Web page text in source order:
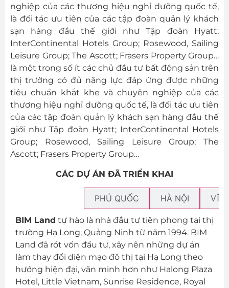
nghiệp của các thương hiệu nghỉ dưỡng quốc tế,
là đối tác ưu tiên của các tập đoàn quản lý khách
sạn hàng đầu thế giới như Tập đoàn Hyatt;
InterContinental Hotels Group; Rosewood, Sailing
Leisure Group; The Ascott; Frasers Property Group…
là một trong số ít các chủ đầu tư bất động sản trên
thị trường có đủ năng lực đáp ứng được những
tiêu chuẩn khắt khe và chuyên nghiệp của các
thương hiệu nghỉ dưỡng quốc tế, là đối tác ưu tiên
của các tập đoàn quản lý khách sạn hàng đầu thế
giới như Tập đoàn Hyatt; InterContinental Hotels
Group; Rosewood, Sailing Leisure Group; The
Ascott; Frasers Property Group…
CÁC DỰ ÁN ĐÃ TRIỂN KHAI
PHÚ QUỐC HÀ NỘI
BIM Land tự hào là nhà đầu tư tiên phong tại thị
trường Hạ Long, Quảng Ninh từ năm 1994. BIM
Land đã rót vốn đầu tư, xây nên những dự án
làm thay đổi diện mạo đô thị tại Hạ Long theo
hướng hiện đại, văn minh hơn như Halong Plaza
Hotel, Little Vietnam, Sunrise Residence, Royal